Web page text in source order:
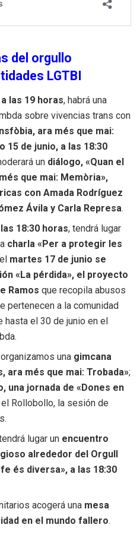
del orgullo
LGTBI
las 19 horas, habrá una
sobre vivencias trans con
ara més que mai:
15 de junio, a las 18:30
un diálogo, «Quan el
que mai: Memòria»,
con Amada Rodríguez
Ávila y Carla Represa.
18:30 horas, tendrá lugar
charla «Per a protegir les
martes 17 de junio se
«La pérdida», el proyecto
Ramos que recopila abusos
pertenecen a la comunidad
hasta el 30 de junio en el
organizamos una gimcana
ara més que mai: Trobada»;
una jornada de «Dones en
Rollobollo, la sesión de
lugar un encuentro
alrededor del Orgull
és diversa», a las 18:30
acogerá una mesa
en el mundo fallero.